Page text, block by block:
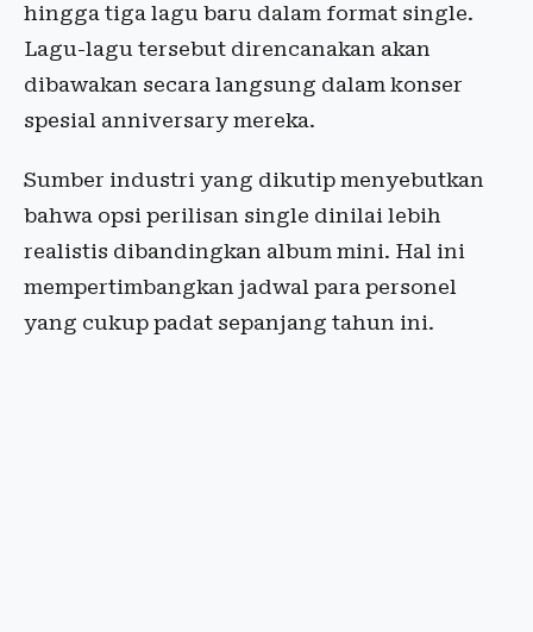
hingga tiga lagu baru dalam format single.
Lagu-lagu tersebut direncanakan akan
dibawakan secara langsung dalam konser
spesial anniversary mereka.
Sumber industri yang dikutip menyebutkan
bahwa opsi perilisan single dinilai lebih
realistis dibandingkan album mini. Hal ini
mempertimbangkan jadwal para personel
yang cukup padat sepanjang tahun ini.